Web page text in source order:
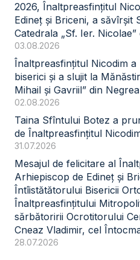
2026, Înaltpreasfințitul
Edineț și Briceni, a săvîrșit
Catedrala „Sf. Ier. Nicolae”
03.08.2026
Înaltpreasfințitul Nicodim
biserici și a slujit la
Mihail și Gavriil” din Negrea
02.08.2026
Taina Sfîntului Botez a
de Înaltpreasfințitul
31.07.2026
Mesajul de felicitare al
Arhiepiscop de Edineț și
Întîistătătorului Bisericii
Înaltpreasfințitului
sărbătoririi Ocrotitorului
Cneaz Vladimir, cel
28.07.2026